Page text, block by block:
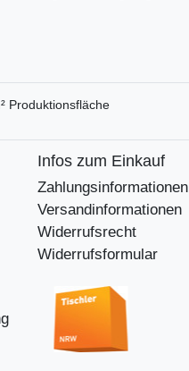
Produktionsfläche
Infos zum Einkauf
Zahlungsinformationen
Versandinformationen
Widerrufsrecht
Widerrufsformular